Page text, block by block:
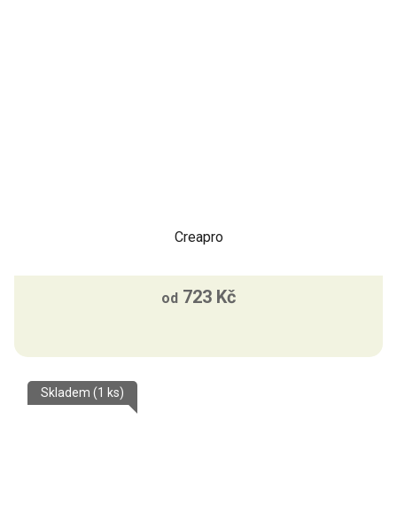
Creapro
od 723 Kč
Skladem (1 ks)